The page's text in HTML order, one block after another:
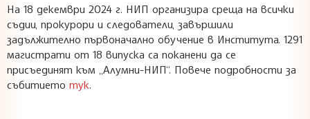
На 18 декември 2024 г. НИП организира среща на всички
съдии, прокурори и следователи, завършили
задължително първоначално обучение в Института. 1291
магистрати от 18 випуска са поканени да се
присъединят към „Алумни-НИП“. Повече подробности за
събитието тук.